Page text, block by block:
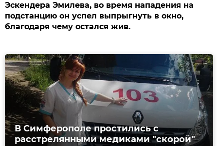
Эскендера Эмилева, во время нападения на
подстанцию он успел выпрыгнуть в окно,
благодаря чему остался жив.
В Симферополе простились с
расстрелянными медиками "скорой"